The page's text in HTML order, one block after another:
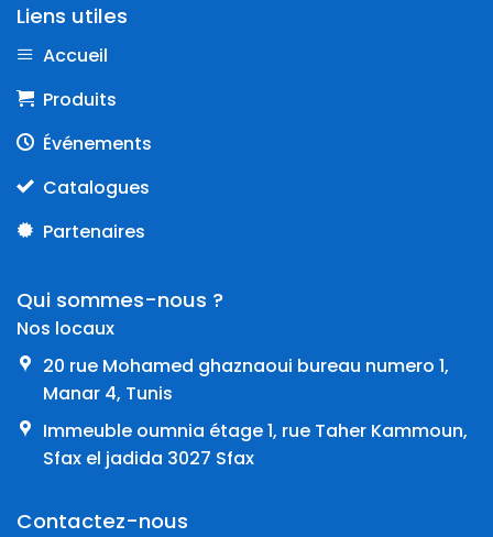
Liens utiles
Accueil
Produits
Événements
Catalogues
Partenaires
Qui sommes-nous ?
Nos locaux
20 rue Mohamed ghaznaoui bureau numero 1,
Manar 4, Tunis
Immeuble oumnia étage 1, rue Taher Kammoun,
Sfax el jadida 3027 Sfax
Contactez-nous